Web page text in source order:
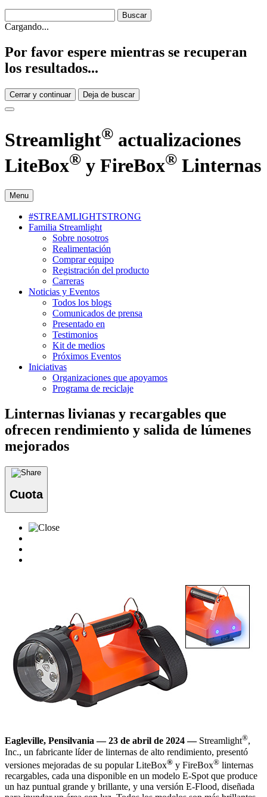
Cargando...
Por favor espere mientras se recuperan
los resultados...
Cerrar y continuar Deja de buscar
Streamlight® actualizaciones
LiteBox® y FireBox® Linternas
Menu
#STREAMLIGHTSTRONG
Familia Streamlight
Sobre nosotros
Realimentación
Comprar equipo
Registración del producto
Carreras
Noticias y Eventos
Todos los blogs
Comunicados de prensa
Presentado en
Testimonios
Kit de medios
Próximos Eventos
Iniciativas
Organizaciones que apoyamos
Programa de reciclaje
Linternas livianas y recargables que
ofrecen rendimiento y salida de lúmenes
mejorados
Cuota
Eagleville, Pensilvania — 23 de abril de 2024 — Streamlight®,
Inc., un fabricante líder de linternas de alto rendimiento, presentó
versiones mejoradas de su popular LiteBox® y FireBox® linternas
recargables, cada una disponible en un modelo E-Spot que produce
un haz puntual grande y brillante, y una versión E-Flood, diseñada